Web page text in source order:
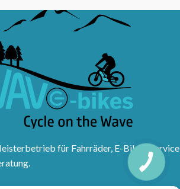
für Fahrräder, E-Bikes, Service